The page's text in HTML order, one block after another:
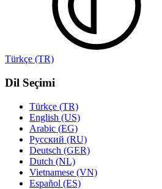
Türkçe (TR)
Dil Seçimi
Türkçe (TR)
English (US)
Arabic (EG)
Русский (RU)
Deutsch (GER)
Dutch (NL)
Vietnamese (VN)
Español (ES)